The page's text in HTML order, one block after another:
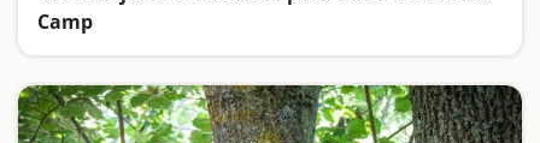
Camp